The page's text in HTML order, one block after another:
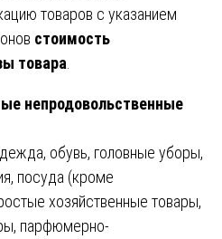
товаров с указанием
стоимость
товара
непродовольственные
обувь, головные уборы,
посуда (кроме
хозяйственные товары,
парфюмерно-